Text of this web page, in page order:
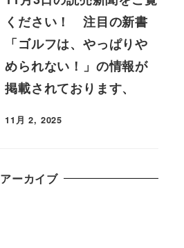
ください！ 注目の新書
「ゴルフは、やっぱりや
められない！」の情報が
掲載されております、
11月 2, 2025
アーカイブ